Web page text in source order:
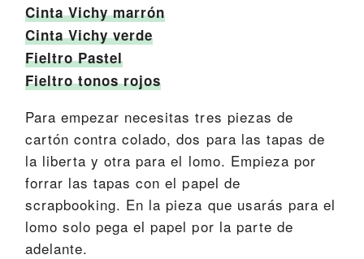
Cinta Vichy marrón
Cinta Vichy verde
Fieltro Pastel
Fieltro tonos rojos
Para empezar necesitas tres piezas de
cartón contra colado, dos para las tapas de
la liberta y otra para el lomo. Empieza por
forrar las tapas con el papel de
scrapbooking. En la pieza que usarás para el
lomo solo pega el papel por la parte de
adelante.